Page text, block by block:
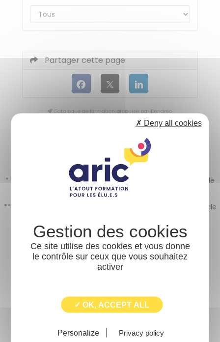
Partager cette page
Catalogue de formation propulsé par Dendreo,
logiciel spécialisé pour les OFs
* Cette formation s’inscrit également dans le cadre d’un cycle
urbanisme dont elle constitue le premier temps.
** Cette formation s’inscrit également dans le cadre d’un cycle
Ce site utilise des cookies et vous donne
le contrôle sur ceux que vous souhaitez
activer
✓ OK, ACCEPT ALL
✗ Deny all cookies
Personalize Privacy policy